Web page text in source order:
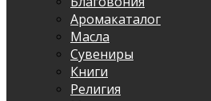
Аромакаталог
Масла
Сувениры
Книги
Религия